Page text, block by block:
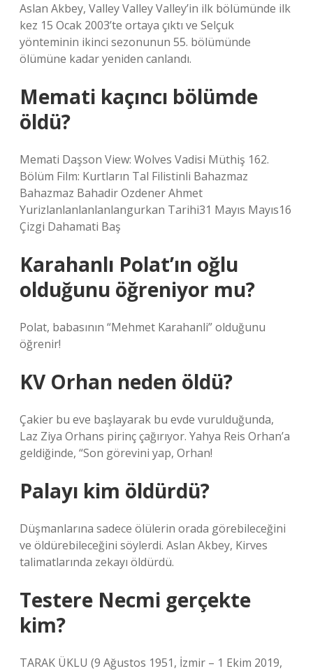
Aslan Akbey, Valley Valley Valley’in ilk bölümünde ilk
kez 15 Ocak 2003’te ortaya çıktı ve Selçuk
yönteminin ikinci sezonunun 55. bölümünde
ölümüne kadar yeniden canlandı.
Memati kaçıncı bölümde
öldü?
Memati Daşson View: Wolves Vadisi Müthiş 162.
Bölüm Film: Kurtların Tal Filistinli Bahazmaz
Bahazmaz Bahadir Ozdener Ahmet
Yurizlanlanlanlanlangurkan Tarihi31 Mayıs Mayıs16
Çizgi Dahamati Baş
Karahanlı Polat’ın oğlu
olduğunu öğreniyor mu?
Polat, babasının “Mehmet Karahanli” olduğunu
öğrenir!
KV Orhan neden öldü?
Çakier bu eve başlayarak bu evde vurulduğunda,
Laz Ziya Orhans pirinç çağırıyor. Yahya Reis Orhan’a
geldiğinde, “Son görevini yap, Orhan!
Palayı kim öldürdü?
Düşmanlarına sadece ölülerin orada görebileceğini
ve öldürebileceğini söylerdi. Aslan Akbey, Kirves
talimatlarında zekayı öldürdü.
Testere Necmi gerçekte
kim?
TARAK ÜKLU (9 Ağustos 1951, İzmir – 1 Ekim 2019,